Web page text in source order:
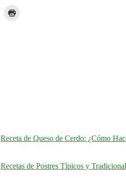
Receta de Queso de Cerdo: ¿Cómo
Recetas de Postres Típicos y